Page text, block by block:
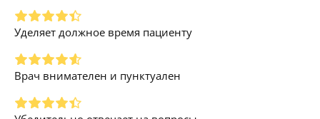
Уделяет должное время пациенту
Врач внимателен и пунктуален